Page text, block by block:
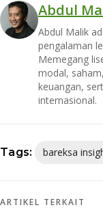
Abdul
Abdul Malik
pengalaman
Memegang
modal,
keuangan,
internasional.
Tags: bareksa
ARTIKEL TERKAIT